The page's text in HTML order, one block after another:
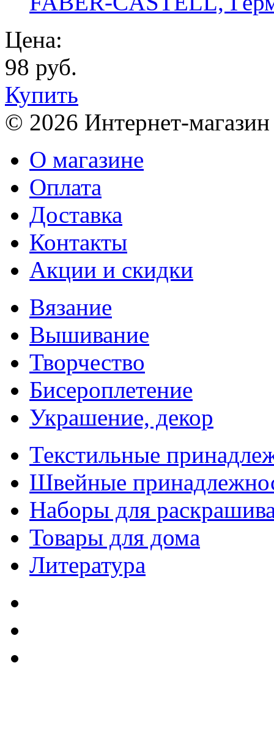
Цена:
98 руб.
Купить
© 2026 Интернет-
О магазине
Оплата
Доставка
Контакты
Акции и скидки
Вязание
Вышивание
Творчество
Бисероплетение
Украшение, декор
Текстильные
Швейные
Наборы для
Товары для дома
Литература